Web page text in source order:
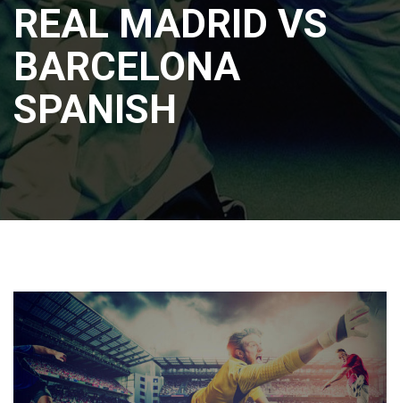
REAL MADRID VS
BARCELONA
SPANISH